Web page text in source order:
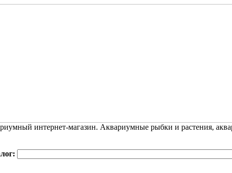
интернет-магазин. Аквариумные рыбки и растения,